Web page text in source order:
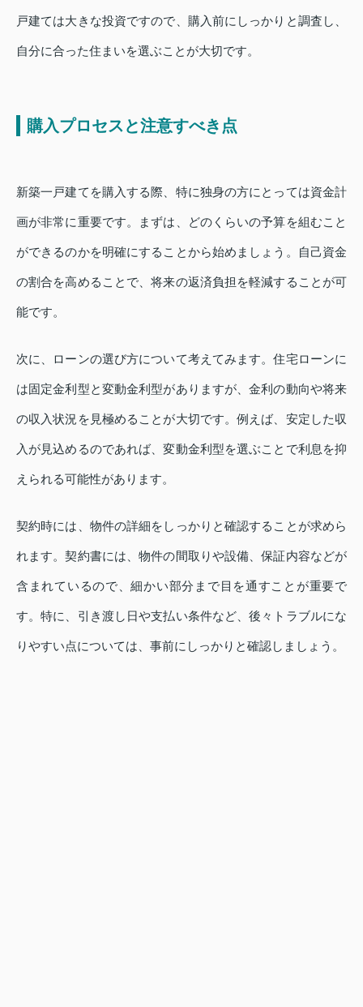
戸建ては大きな投資ですので、購入前にしっかりと調査し、
自分に合った住まいを選ぶことが大切です。
購入プロセスと注意すべき点
新築一戸建てを購入する際、特に独身の方にとっては資金計
画が非常に重要です。まずは、どのくらいの予算を組むこと
ができるのかを明確にすることから始めましょう。自己資金
の割合を高めることで、将来の返済負担を軽減することが可
能です。
次に、ローンの選び方について考えてみます。住宅ローンに
は固定金利型と変動金利型がありますが、金利の動向や将来
の収入状況を見極めることが大切です。例えば、安定した収
入が見込めるのであれば、変動金利型を選ぶことで利息を抑
えられる可能性があります。
契約時には、物件の詳細をしっかりと確認することが求めら
れます。契約書には、物件の間取りや設備、保証内容などが
含まれているので、細かい部分まで目を通すことが重要で
す。特に、引き渡し日や支払い条件など、後々トラブルにな
りやすい点については、事前にしっかりと確認しましょう。